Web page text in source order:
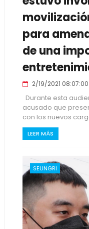
para
de una
2/19/2021
Durante esta
acusado que
con los nuevos
LEER MÁS
SEUNGRI